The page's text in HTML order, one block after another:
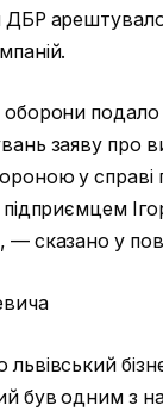
ДБР
оборони
заяву про
у справі
підприємцем
— сказано у
був одним з